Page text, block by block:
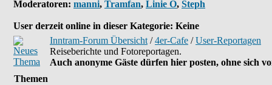
Moderatoren: manni, Tramfan, Linie O, Steph
User derzeit online in dieser Kategorie: Keine
Inntram-Forum Übersicht /4er-Cafe /User-Reportagen
Reiseberichte und Fotoreportagen.
Auch anonyme Gäste dürfen hier posten, ohne sich
Themen